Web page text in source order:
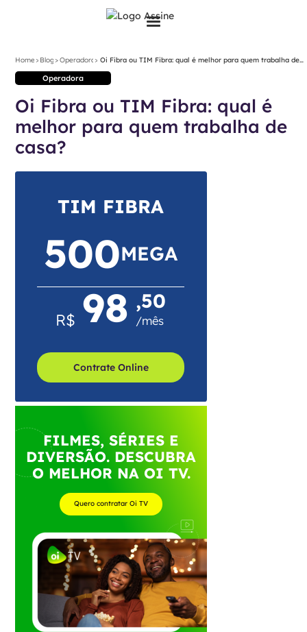
Home> Blog>Operadora> Oi Fibra ou TIM Fibra: qual é melhor para quem trabalha de
casa?
Operadora
Oi Fibra ou TIM Fibra: qual é
melhor para quem trabalha de
casa?
TIM FIBRA
500MEGA
R$ 98 ,50
/mês
Contrate Online
FILMES, SÉRIES E
DIVERSÃO. DESCUBRA
O MELHOR NA OI TV.
Quero contratar Oi TV